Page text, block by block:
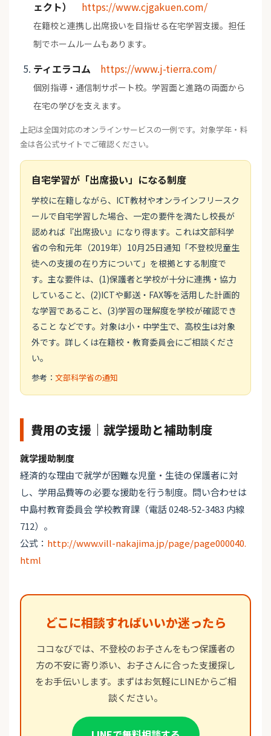
ェクト）
https://www.cjgakuen.com/
在籍校と連携し出席扱いを目指せる在宅学習支援。担任
制でホームルームもあります。
ティエラコム https://www.j-tierra.com/
個別指導・通信制サポート校。学習面と進路の両面から
在宅の学びを支えます。
上記は全国対応のオンラインサービスの一例です。対象学年・料
金は各公式サイトでご確認ください。
自宅学習が「出席扱い」になる制度
学校に在籍しながら、ICT教材やオンラインフリースク
ールで自宅学習した場合、一定の要件を満たし校長が
認めれば『出席扱い』になり得ます。これは文部科学
省の令和元年（2019年）10月25日通知「不登校児童生
徒への支援の在り方について」を根拠とする制度で
す。主な要件は、(1)保護者と学校が十分に連携・協力
していること、(2)ICTや郵送・FAX等を活用した計画的
な学習であること、(3)学習の理解度を学校が確認でき
ること などです。対象は小・中学生で、高校生は対象
外です。詳しくは在籍校・教育委員会にご相談くださ
い。
参考： 文部科学省の通知
費用の支援｜就学援助と補助制度
就学援助制度
経済的な理由で就学が困難な児童・生徒の保護者に対
し、学用品費等の必要な援助を行う制度。問い合わせは
中島村教育委員会 学校教育課（電話 0248-52-3483 内線
712）。
公式： http://www.vill-nakajima.jp/page/page000040.
html
どこに相談すればいいか迷ったら
ココなびでは、不登校のお子さんをもつ保護者の
方の不安に寄り添い、お子さんに合った支援探し
をお手伝いします。まずはお気軽にLINEからご相
談ください。